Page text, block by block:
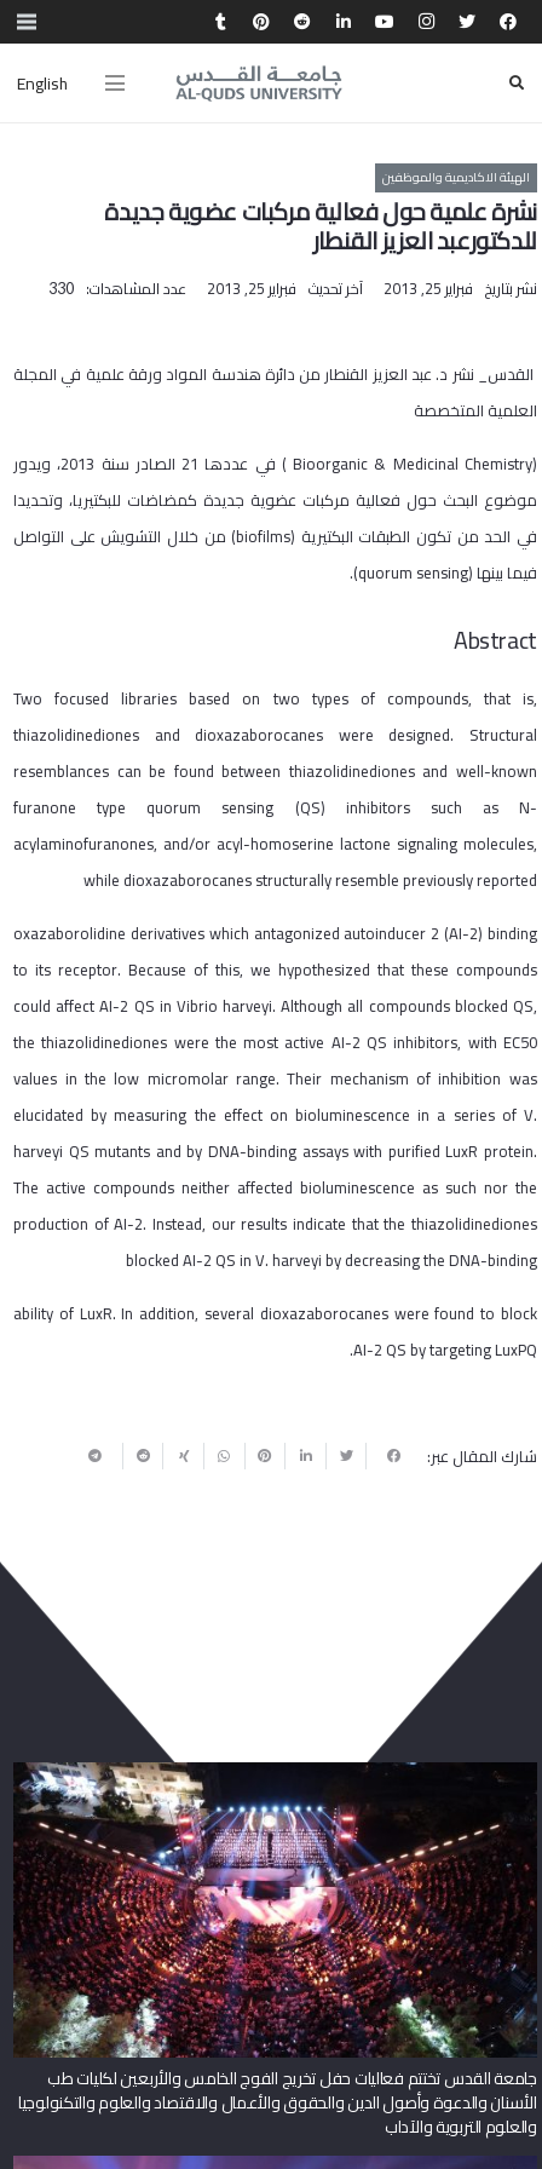
English
الهيئة الاكاديمية والموظفين
نشرة علمية حول فعالية مركبات عضوية جديدة
للدكتورعبد العزيز القنطار
نشر بتاريخ فبراير 25, 2013 آخر تحديث فبراير 25, 2013 عدد المشاهدات: 330
القدس_ نشر د. عبد العزيز القنطار من دائرة هندسة المواد ورقة علمية في المجلة
العلمية المتخصصة
(
Bioorganic & Medicinal Chemistry) في عددها 21 الصادر سنة 2013، ويدور
موضوع البحث حول فعالية مركبات عضوية جديدة كمضاضات للبكتيريا، وتحديدا
في الحد من تكون الطبقات البكتيرية (biofilms) من خلال التشويش على التواصل
فيما بينها (quorum sensing)
.
Abstract
Two focused libraries based on two types of compounds, that is,
thiazolidinediones and dioxazaborocanes were designed. Structural
resemblances can be found between thiazolidinediones and well-known
furanone type quorum sensing (QS) inhibitors such as N-
acylaminofuranones, and/or acyl-homoserine lactone signaling molecules,
while dioxazaborocanes structurally resemble previously reported
oxazaborolidine derivatives which antagonized autoinducer 2 (AI-2) binding
to its receptor. Because of this, we hypothesized that these compounds
could affect AI-2 QS in Vibrio harveyi. Although all compounds blocked QS,
the thiazolidinediones were the most active AI-2 QS inhibitors, with EC50
values in the low micromolar range. Their mechanism of inhibition was
elucidated by measuring the effect on bioluminescence in a series of V.
harveyi QS mutants and by DNA-binding assays with purified LuxR protein.
The active compounds neither affected bioluminescence as such nor the
production of AI-2. Instead, our results indicate that the thiazolidinediones
blocked AI-2 QS in V. harveyi by decreasing the DNA-binding
ability of LuxR. In addition, several dioxazaborocanes were found to block
AI-2 QS by targeting LuxPQ.
شارك المقال عبر:
جامعة القدس تختتم فعاليات حفل تخريج الفوج الخامس والأربعين لكليات طب
الأسنان والدعوة وأصول الدين والحقوق والأعمال والاقتصاد والعلوم والتكنولوجيا
والعلوم التربوية والآداب